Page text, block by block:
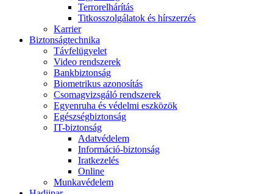
Terrorelhárítás
Titkosszolgálatok és hírszerzés
Karrier
Biztonságtechnika
Távfelügyelet
Video rendszerek
Bankbiztonság
Biometrikus azonosítás
Csomagvizsgáló rendszerek
Egyenruha és védelmi eszközök
Egészségbiztonság
IT-biztonság
Adatvédelem
Információ-biztonság
Iratkezelés
Online
Munkavédelem